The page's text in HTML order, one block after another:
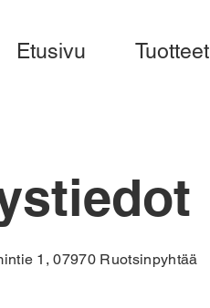
Etusivu Tuotteet
1, 07970 Ruotsinpyhtää